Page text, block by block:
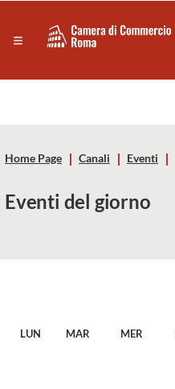
Servizi
Risorse Principali
di
Roma
Roma
Home Page Canali Eventi
Eventi del giorno
LUN MAR MER